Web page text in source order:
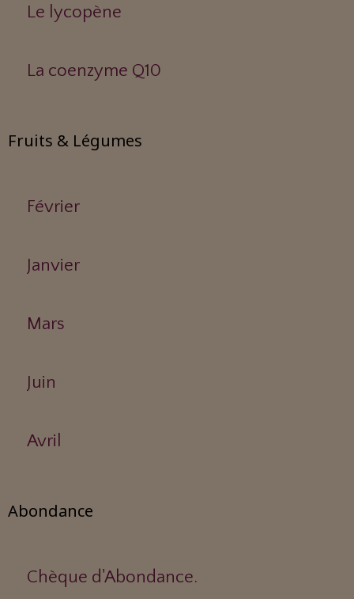
Le lycopène
La coenzyme Q10
Fruits & Légumes
Février
Janvier
Mars
Juin
Avril
Abondance
Chèque d'Abondance.